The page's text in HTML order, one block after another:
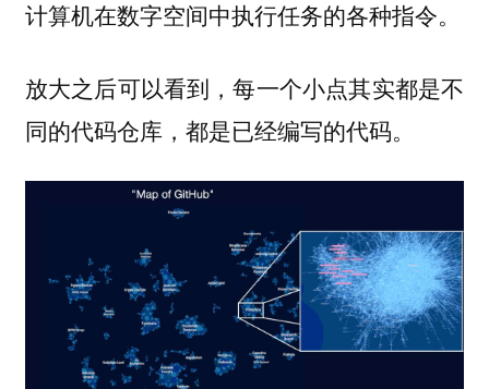
计算机在数字空间中执行任务的各种指令。
放大之后可以看到，每一个小点其实都是不
同的代码仓库，都是已经编写的代码。